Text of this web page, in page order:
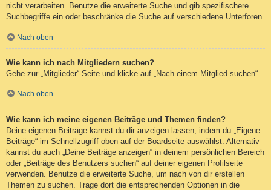
nicht verarbeiten. Benutze die erweiterte Suche und gib spezifischere
Suchbegriffe ein oder beschränke die Suche auf verschiedene Unterforen.
Nach oben
Wie kann ich nach Mitgliedern suchen?
Gehe zur „Mitglieder“-Seite und klicke auf „Nach einem Mitglied suchen“.
Nach oben
Wie kann ich meine eigenen Beiträge und Themen finden?
Deine eigenen Beiträge kannst du dir anzeigen lassen, indem du „Eigene
Beiträge“ im Schnellzugriff oben auf der Boardseite auswählst. Alternativ
kannst du auch „Deine Beiträge anzeigen“ in deinem persönlichen Bereich
oder „Beiträge des Benutzers suchen“ auf deiner eigenen Profilseite
verwenden. Benutze die erweiterte Suche, um nach von dir erstellen
Themen zu suchen. Trage dort die entsprechenden Optionen in die